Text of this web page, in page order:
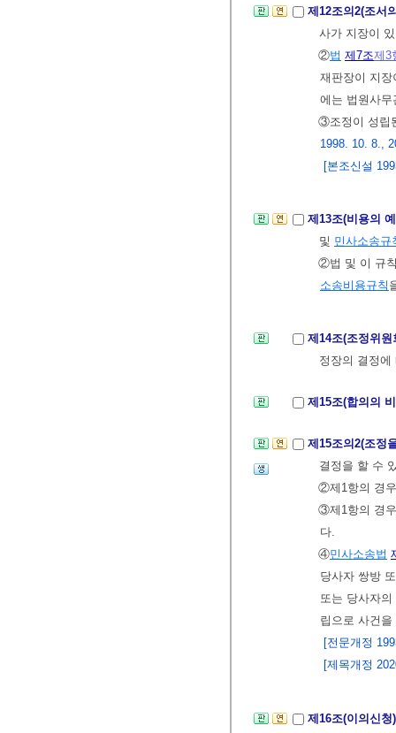
제12조의2(조서
사가 지장이
②법 제7조제3
재판장이 지
에는 법원사
③조정이 성립
1998. 10. 8.,
[본조신설
제13조(비용의
및 민사소송규
②법 및 이 규
소송비용규칙
제14조(조정위
정장의 결정에
제15조(합의의
제15조의2(조정
결정을 할 수
②제1항의 경
③제1항의 경
다.
④민사소송법
당사자 쌍방
또는 당사자
립으로 사건
[전문개정
[제목개정
제16조(이의신